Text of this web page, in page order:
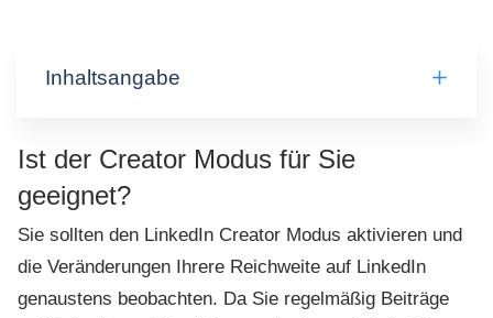
Inhaltsangabe
Ist der Creator Modus für Sie
geeignet?
Sie sollten den LinkedIn Creator Modus aktivieren und
die Veränderungen Ihrere Reichweite auf LinkedIn
genaustens beobachten. Da Sie regelmäßig Beiträge